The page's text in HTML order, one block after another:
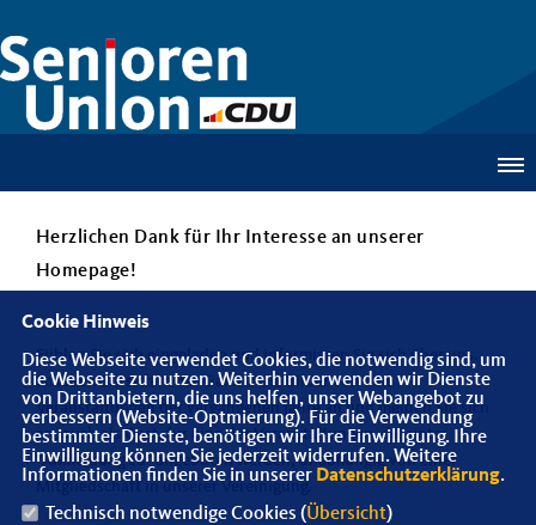
Herzlichen Dank für Ihr Interesse an unserer
Homepage!
Fühlen Sie sich eingeladen und informieren Sie sich über uns.
Schauen Sie sich in der Galerie die Bilder von den
Veranstaltungen der vergangenen Jahre an und melden Sie sich
an, auch als Gast, für eine der Veranstaltungen, die unter
"Anmeldung zu" angeboten werden, unabhängig von einer
Cookie Hinweis
Diese Webseite verwendet Cookies, die notwendig sind, um
die Webseite zu nutzen. Weiterhin verwenden wir Dienste
von Drittanbietern, die uns helfen, unser Webangebot zu
verbessern (Website-Optmierung). Für die Verwendung
bestimmter Dienste, benötigen wir Ihre Einwilligung. Ihre
Einwilligung können Sie jederzeit widerrufen. Weitere
Informationen finden Sie in unserer Datenschutzerklärung.
Technisch notwendige Cookies (Übersicht)